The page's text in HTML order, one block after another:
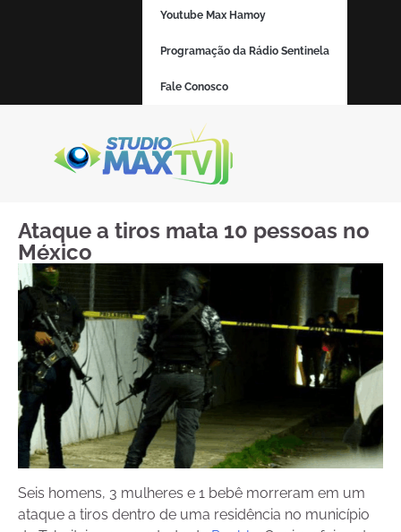
Youtube Max Hamoy
Programação da Rádio Sentinela
Fale Conosco
Ataque a tiros mata 10 pessoas no
México
Seis homens, 3 mulheres e 1 bebê morreram em um
ataque a tiros dentro de uma residência no município